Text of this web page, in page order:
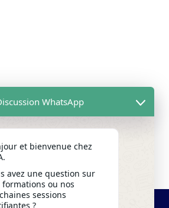
WhatsApp
et bienvenue chez
avez une question sur
formations ou nos
sessions
?